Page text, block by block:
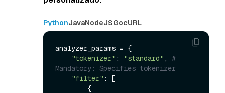
PythonJavaNodeJSGocURL
analyzer_params = {
"tokenizer" : "standard" , #
Mandatory: Specifies tokenizer
"filter" : [